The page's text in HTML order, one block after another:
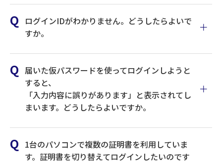
ログインID欄について、初回手続き時、画面
で入力設定したログインIDに間違いないか。
大文字小文字の入れ間違いがないか。(キーボ
ードから直接入力の場合、CapsLockやNumL
ockのOFF/ON等も確認してください)
インできないか。
しください。
うまくいかない場合、パソ
電子証明
書更新
インターネットエクスプロ
ーラーの再起動により、証
明書選択画面が表示されま
一旦、すべてのインターネ
ット画面を終了してくださ
現在のロ
していたパスワードです。
初回ログイン(パソコン操作)
ご利用開始
ログインIDがわかりません。どうしたらよいで
すか。
マニュアルはこちら
届いた仮パスワードを使ってログインしようと
すると、
「入力内容に誤りがあります」と表示されてし
まいます。どうしたらよいですか。
1台のパソコンで複数の証明書を利用していま
す。証明書を切り替えてログインしたいのです